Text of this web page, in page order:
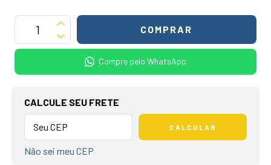
Compre pelo WhatsApp
OPÇÕES DE FRETE
CALCULE SEU FRETE
CALCULAR
Não sei meu CEP